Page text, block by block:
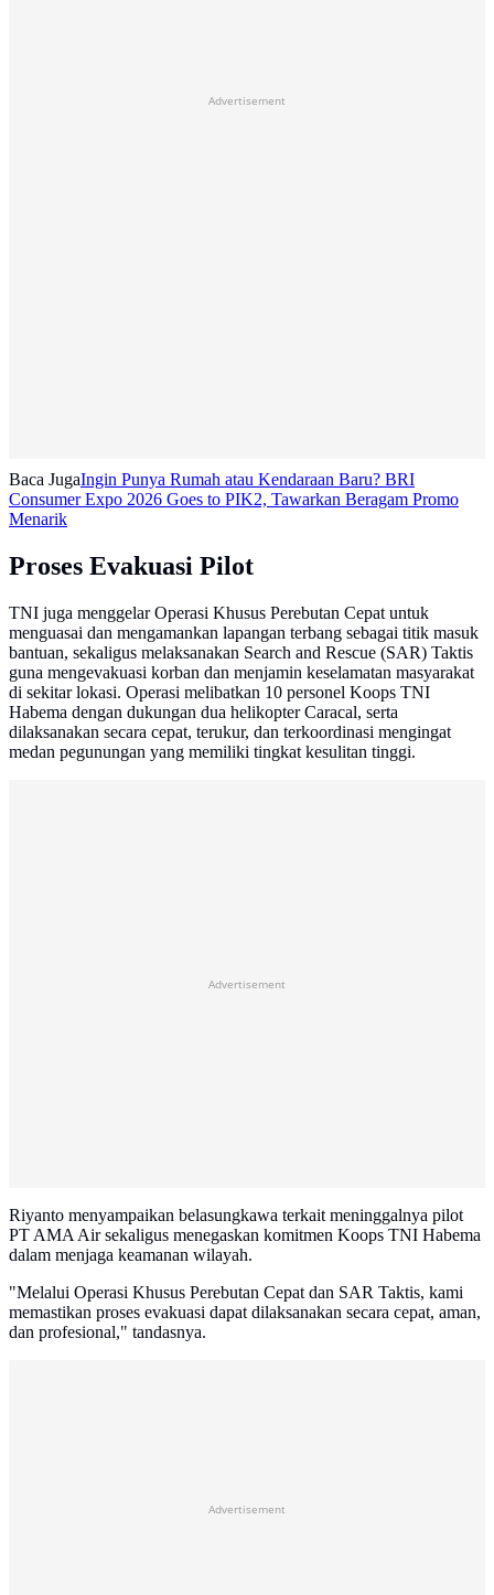
Advertisement
Baca JugaIngin Punya Rumah atau Kendaraan Baru? BRI
Consumer Expo 2026 Goes to PIK2, Tawarkan Beragam Promo
Menarik
Proses Evakuasi Pilot
TNI juga menggelar Operasi Khusus Perebutan Cepat untuk
menguasai dan mengamankan lapangan terbang sebagai titik masuk
bantuan, sekaligus melaksanakan Search and Rescue (SAR) Taktis
guna mengevakuasi korban dan menjamin keselamatan masyarakat
di sekitar lokasi. Operasi melibatkan 10 personel Koops TNI
Habema dengan dukungan dua helikopter Caracal, serta
dilaksanakan secara cepat, terukur, dan terkoordinasi mengingat
medan pegunungan yang memiliki tingkat kesulitan tinggi.
Advertisement
Riyanto menyampaikan belasungkawa terkait meninggalnya pilot
PT AMA Air sekaligus menegaskan komitmen Koops TNI Habema
dalam menjaga keamanan wilayah.
"Melalui Operasi Khusus Perebutan Cepat dan SAR Taktis, kami
memastikan proses evakuasi dapat dilaksanakan secara cepat, aman,
dan profesional," tandasnya.
Advertisement